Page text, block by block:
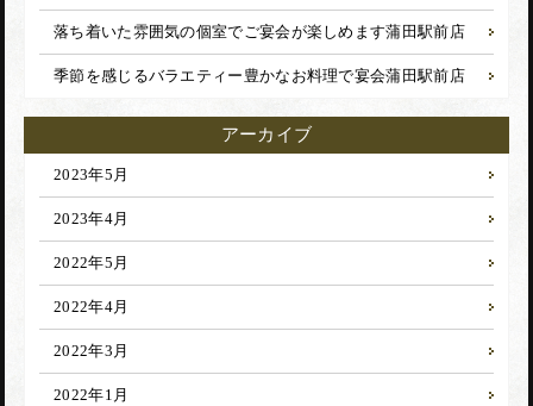
落ち着いた雰囲気の個室でご宴会が楽しめます蒲田駅前店
季節を感じるバラエティー豊かなお料理で宴会蒲田駅前店
アーカイブ
2023年5月
2023年4月
2022年5月
2022年4月
2022年3月
2022年1月